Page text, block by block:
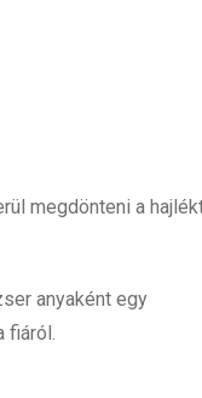
megdönteni a
anyaként egy